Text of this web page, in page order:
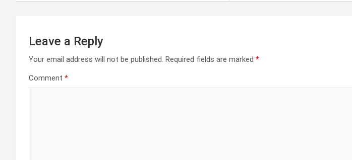
Leave a Reply
Your email address will not be published. Required fields are marked *
Comment *